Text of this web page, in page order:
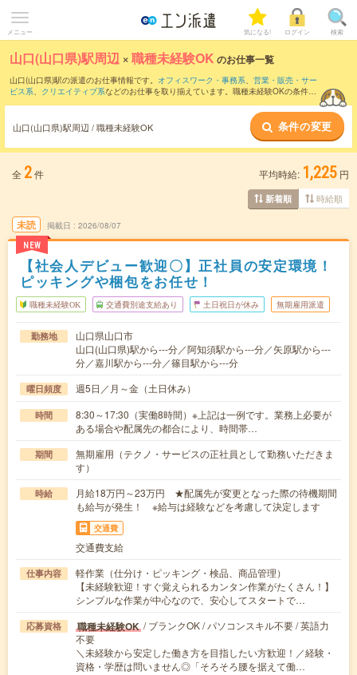
メニュー 気になる! ログイン 検索
山口(山口県)駅周辺 ×職種未経験OK のお仕事一覧
山口(山口県)駅の派遣のお仕事情報です。 オフィスワーク・事務系、 営業・販売・サー
ビス系、 クリエイティブ系などのお仕事を取り揃えています。職種未経験OKの条件の
山口(山口県)駅周辺 / 職種未経験OK 条件の変更
全 2件 平均時給: 1,225 円
新着順 時給順
未読
NEW
掲載日 2026/08/07
【社会人デビュー歓迎〇】正社員の安定環境！
ピッキングや梱包をお任せ！
職種未経験OK 交通費別途支給あり 土日祝日が休み 無期雇用派遣
勤務地
山口県山口市
山口(山口県)駅から---分／阿知須駅から---分／矢原駅から---
分／嘉川駅から---分／篠目駅から---分
曜日頻度 週5日／月～金（土日休み）
時間
8:30～17:30（実働8時間）※上記は一例です。業務上必要が
ある場合や配属先の都合により、時間帯…
期間
無期雇用（テクノ・サービスの正社員として勤務いただきま
す）
時給
月給18万円～23万円 ★配属先が変更となった際の待機期間
も給与が発生！ ※給与は経験などを考慮して決定します
交通費
交通費支給
仕事内容
軽作業（仕分け・ピッキング・検品、商品管理）
【未経験歓迎！すぐ覚えられるカンタン作業がたくさん！】
シンプルな作業が中心なので、安心してスタートで…
応募資格 職種未経験OK / ブランクOK / パソコンスキル不要 / 英語力
不要
＼未経験から安定した働き方を目指したい方歓迎！／経験・
資格・学歴は問いません◎「そろそろ腰を据えて働…